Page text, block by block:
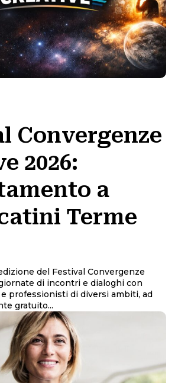
Convergenze
2026:
a
Terme
del Festival Convergenze
di incontri e dialoghi con
professionisti di diversi ambiti, ad
gratuito...